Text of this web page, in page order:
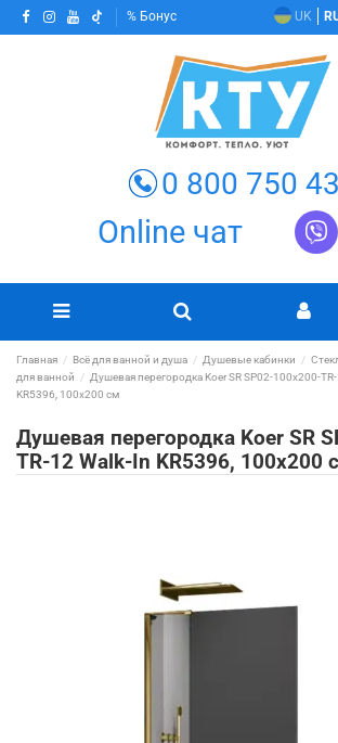
Бонус UK
0 800 750
Online чат
Главная Всё для ванной и душа Душевые кабинки
для ванной
Душевая перегородка Koer SR SP02-100x200-
KR5396, 100x200 см
Душевая перегородка Koer SR
TR-12 Walk-In KR5396, 100x200